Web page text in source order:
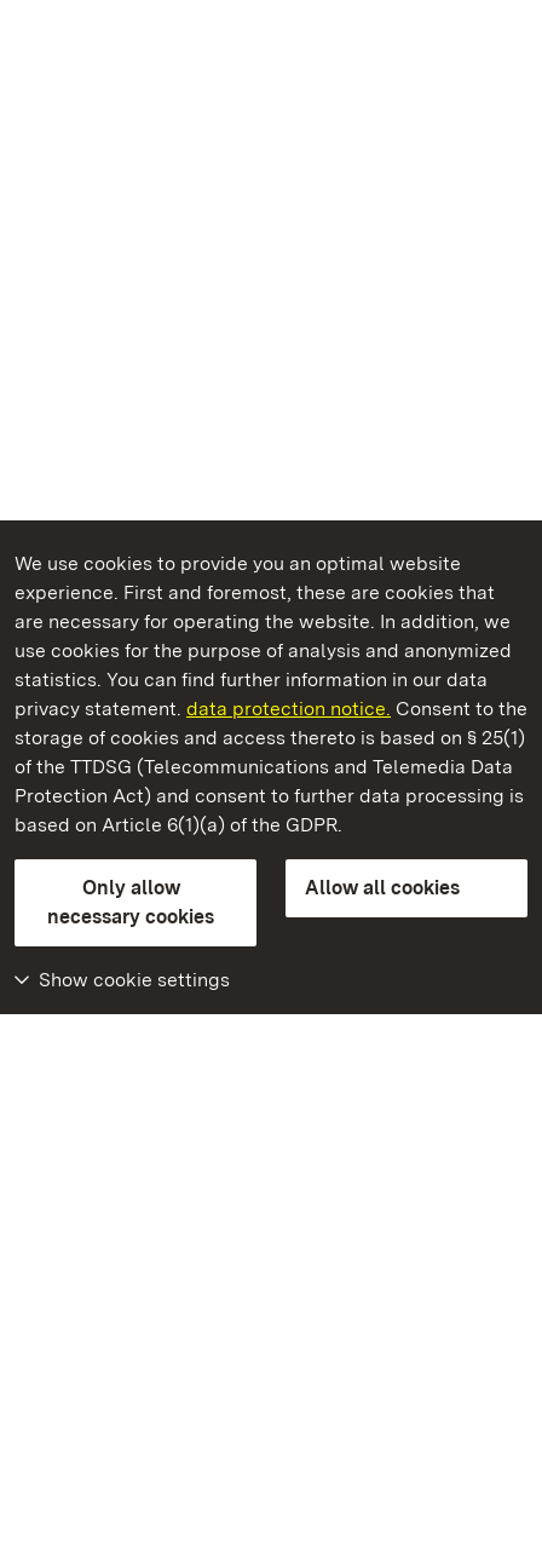
We use cookies to provide you an optimal website
experience. First and foremost, these are cookies that
are necessary for operating the website. In addition, we
use cookies for the purpose of analysis and anonymized
statistics. You can find further information in our data
privacy statement. data protection notice. Consent to the
storage of cookies and access thereto is based on § 25(1)
of the TTDSG (Telecommunications and Telemedia Data
Protection Act) and consent to further data processing is
based on Article 6(1)(a) of the GDPR.
Only allow
necessary cookies
Allow all cookies
Show cookie settings
State Palaces and Gardens of Baden-Wuerttemberg
Heuneburg – Celtic City Of Pyrene
State Palaces and Gardens of Baden-Wuerttemberg
FAQMasthead Data protection
Declaration on barrier-free access
BITV-konform (geprüfte Seiten)